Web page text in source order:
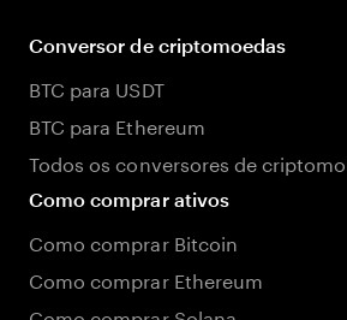
Conversor de criptomoedas
BTC para USDT
BTC para Ethereum
Todos os conversores de
Como comprar ativos
Como comprar Bitcoin
Como comprar Ethereum